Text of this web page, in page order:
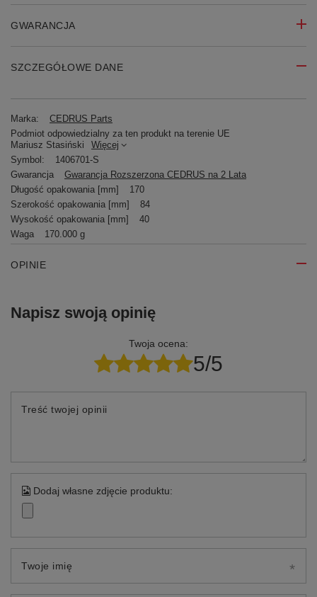
GWARANCJA
SZCZEGÓŁOWE DANE
Marka:
CEDRUS Parts
Podmiot odpowiedzialny za ten produkt na terenie UE
Mariusz Stasiński
Więcej
Symbol:
1406701-S
Gwarancja
Gwarancja Rozszerzona CEDRUS na 2 Lata
Długość opakowania [mm]
170
Szerokość opakowania [mm]
84
Wysokość opakowania [mm]
40
Waga
170.000 g
OPINIE
Napisz swoją opinię
Twoja ocena:
5/5
Treść twojej opinii
Dodaj własne zdjęcie produktu:
Twoje imię